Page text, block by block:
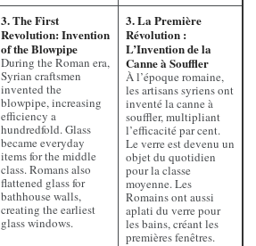
3. The First
Revolution: Invention
of the Blowpipe
During the Roman era,
Syrian craftsmen
invented the
blowpipe, increasing
efficiency a
hundredfold. Glass
became everyday
items for the middle
class. Romans also
flattened glass for
bathhouse walls,
creating the earliest
glass windows.
3. La Première
Révolution :
L’Invention de la
Canne à Souffler
À l’époque romaine,
les artisans syriens ont
inventé la canne à
souffler, multipliant
l’efficacité par cent.
Le verre est devenu un
objet du quotidien
pour la classe
moyenne. Les
Romains ont aussi
aplati du verre pour
les bains, créant les
premières fenêtres.